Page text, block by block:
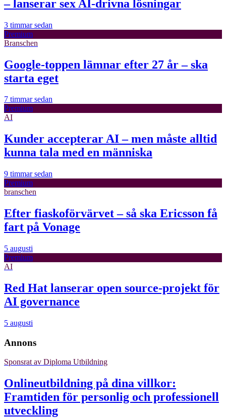
– lanserar sex AI-drivna lösningar
3 timmar sedan
Premium
Branschen
Google-toppen lämnar efter 27 år – ska
starta eget
7 timmar sedan
Premium
AI
Kunder accepterar AI – men måste alltid
kunna tala med en människa
9 timmar sedan
Premium
branschen
Efter fiaskoförvärvet – så ska Ericsson få
fart på Vonage
5 augusti
Premium
AI
Red Hat lanserar open source-projekt för
AI governance
5 augusti
Annons
Sponsrat av Diploma Utbildning
Onlineutbildning på dina villkor:
Framtiden för personlig och professionell
utveckling